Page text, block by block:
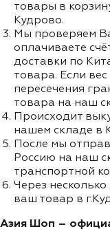
товары в
Кудрово.
Мы проверяем
оплачиваете
доставки по
товара. Если
пересечения
товара на наш
Происходит
нашем складе в
После мы
Россию на наш
транспортной
Через
ваш товар в
Азия Шоп –